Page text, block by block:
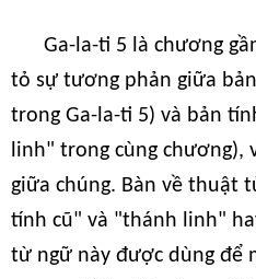
Ga-la-ti 5 là chương
tỏ sự tương phản giữa
trong Ga-la-ti 5) và bản
linh" trong cùng chương),
giữa chúng. Bàn về thuật
tính cũ" và "thánh linh"
từ ngữ này được dùng để